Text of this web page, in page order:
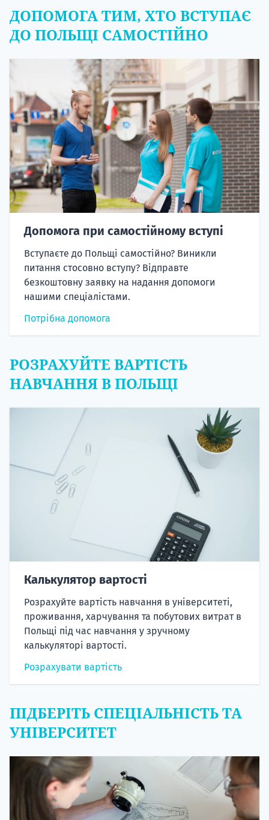
ДОПОМОГА ТИМ, ХТО ВСТУПАЄ
ДО ПОЛЬЩІ САМОСТІЙНО
Допомога при самостійному вступі
Вступаєте до Польщі самостійно? Виникли
питання стосовно вступу? Відправте
безкоштовну заявку на надання допомоги
нашими спеціалістами.
Потрібна допомога
РОЗРАХУЙТЕ ВАРТІСТЬ
НАВЧАННЯ В ПОЛЬЩІ
Калькулятор вартості
Розрахуйте вартість навчання в університеті,
проживання, харчування та побутових витрат в
Польщі під час навчання у зручному
калькуляторі вартості.
Розрахувати вартість
ПІДБЕРІТЬ СПЕЦІАЛЬНІСТЬ ТА
УНІВЕРСИТЕТ